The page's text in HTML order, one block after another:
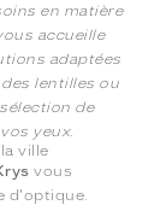
en matière
accueille
adaptées
lentilles ou
de
yeux.
ville
vous
d'optique.